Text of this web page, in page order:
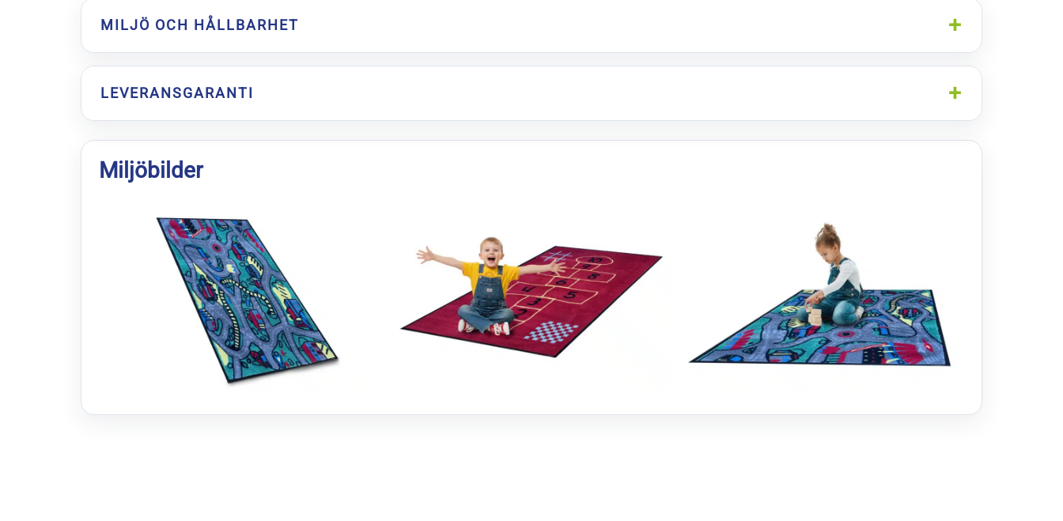
MILJÖ OCH HÅLLBARHET
LEVERANSGARANTI
Miljöbilder